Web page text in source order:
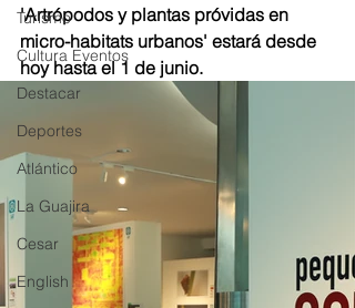
Turismo
Cultura Eventos
Destacar
Deportes
Atlántico
La Guajira
Cesar
English
'Artrópodos y plantas próvidas en
micro-habitats urbanos' estará desde
hoy hasta el 1 de junio.